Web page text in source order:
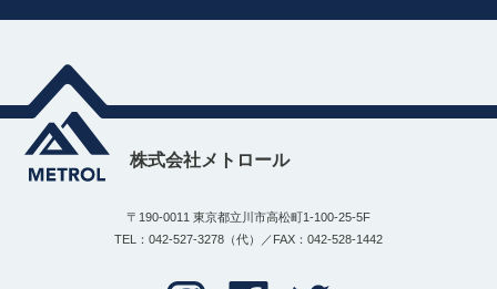
株式会社メトロール
〒190-0011 東京都立川市高松町1-100-25-5F
TEL：042-527-3278（代）／FAX：042-528-1442